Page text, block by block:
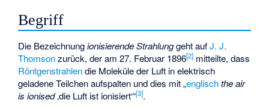
Begriff
Die Bezeichnungionisierende Strahlunggeht aufJ. J.
Thomsonzurück, der am 27. Februar 1896[2] mitteilte, dass
Röntgenstrahlendie Moleküle der Luft in elektrisch
geladene Teilchen aufspalten und dies mit „englisch the air
is ionised ‚die Luft ist ionisiert‘“[3].